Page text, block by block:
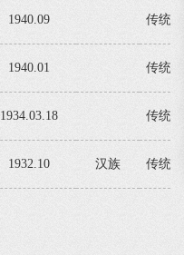
1940.09 传统
1940.01 传统
1934.03.18 传统
1932.10 汉族 传统